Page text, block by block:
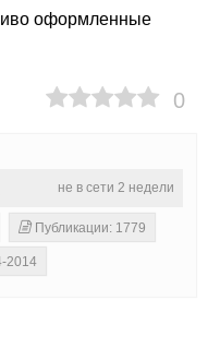
оформленные
0
не в сети 2 недели
Публикации: 1779
2014